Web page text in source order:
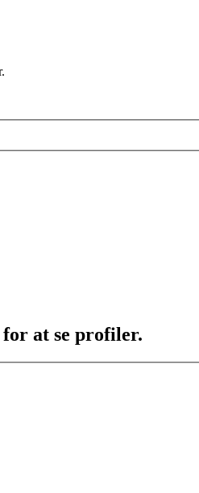
at se profiler.